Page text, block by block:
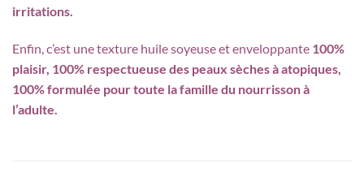
irritations.
Enfin, c’est une texture huile soyeuse et enveloppante 100%
plaisir, 100% respectueuse des peaux sèches à atopiques,
100% formulée pour toute la famille du nourrisson à
l’adulte.